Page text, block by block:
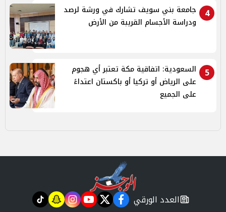
4
جامعة بني سويف تشارك في ورشة لرصد
ودراسة الأجسام القريبة من الأرض
5
السعودية: اتفاقية مكة تعتبر أي هجوم
على الرياض أو تركيا أو باكستان اعتداءً
على الجميع
newspaper
العدد الورقي facebook
twitter
youtube
instagram
snapchat
tiktok